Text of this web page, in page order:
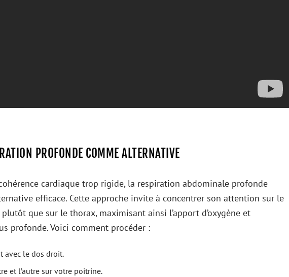
PROFONDE COMME ALTERNATIVE
cardiaque trop rigide, la respiration abdominale profonde
efficace. Cette approche invite à concentrer son attention sur le
que sur le thorax, maximisant ainsi l’apport d’oxygène et
profonde. Voici comment procéder :
avec le dos droit.
et l’autre sur votre poitrine.